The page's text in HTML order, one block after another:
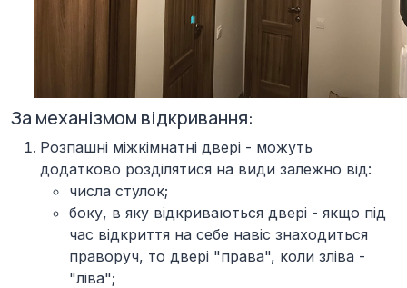
За механізмом відкривання:
Розпашні міжкімнатні двері - можуть
додатково розділятися на види залежно від:
числа стулок;
боку, в яку відкриваються двері - якщо під
час відкриття на себе навіс знаходиться
праворуч, то двері "права", коли зліва -
"ліва";